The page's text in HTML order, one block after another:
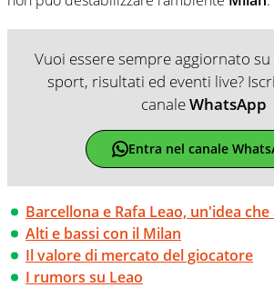
Vuoi essere sempre aggiornato
sport, risultati ed eventi live?
canaleWhatsApp
Entra nel canale
Barcellona e Rafa Leao, un'idea
Alti e bassi con il Milan
Il valore di mercato del giocatore
I rumors su Leao